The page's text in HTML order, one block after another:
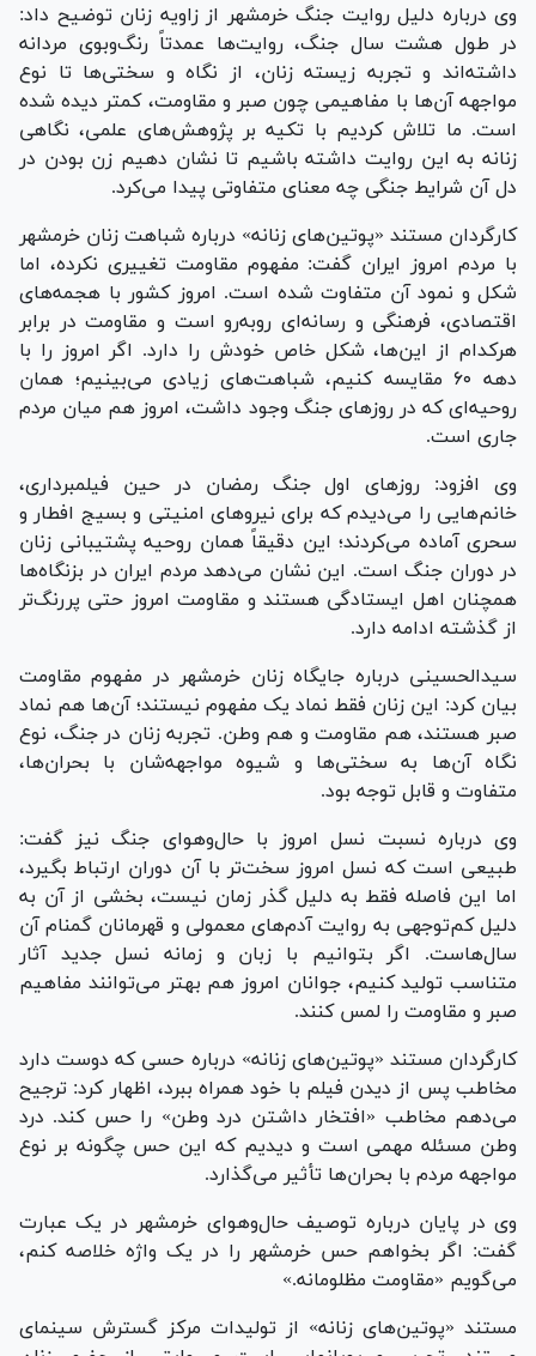
وی درباره دلیل روایت جنگ خرمشهر از زاویه زنان توضیح داد:
در طول هشت سال جنگ، روایت‌ها عمدتاً رنگ‌وبوی مردانه
داشته‌اند و تجربه زیسته زنان، از نگاه و سختی‌ها تا نوع
مواجهه آن‌ها با مفاهیمی چون صبر و مقاومت، کمتر دیده شده
است. ما تلاش کردیم با تکیه بر پژوهش‌های علمی، نگاهی
زنانه به این روایت داشته باشیم تا نشان دهیم زن بودن در
دل آن شرایط جنگی چه معنای متفاوتی پیدا می‌کرد.
کارگردان مستند «پوتین‌های زنانه» درباره شباهت زنان خرمشهر
با مردم امروز ایران گفت: مفهوم مقاومت تغییری نکرده، اما
شکل و نمود آن متفاوت شده است. امروز کشور با هجمه‌های
اقتصادی، فرهنگی و رسانه‌ای روبه‌رو است و مقاومت در برابر
هرکدام از این‌ها، شکل خاص خودش را دارد. اگر امروز را با
دهه ۶۰ مقایسه کنیم، شباهت‌های زیادی می‌بینیم؛ همان
روحیه‌ای که در روزهای جنگ وجود داشت، امروز هم میان مردم
جاری است.
وی افزود: روزهای اول جنگ رمضان در حین فیلمبرداری،
خانم‌هایی را می‌دیدم که برای نیروهای امنیتی و بسیج افطار و
سحری آماده می‌کردند؛ این دقیقاً همان روحیه پشتیبانی زنان
در دوران جنگ است. این نشان می‌دهد مردم ایران در بزنگاه‌ها
همچنان اهل ایستادگی هستند و مقاومت امروز حتی پررنگ‌تر
از گذشته ادامه دارد.
سیدالحسینی درباره جایگاه زنان خرمشهر در مفهوم مقاومت
بیان کرد: این زنان فقط نماد یک مفهوم نیستند؛ آن‌ها هم نماد
صبر هستند، هم مقاومت و هم وطن. تجربه زنان در جنگ، نوع
نگاه آن‌ها به سختی‌ها و شیوه مواجهه‌شان با بحران‌ها،
متفاوت و قابل توجه بود.
وی درباره نسبت نسل امروز با حال‌وهوای جنگ نیز گفت:
طبیعی است که نسل امروز سخت‌تر با آن دوران ارتباط بگیرد،
اما این فاصله فقط به دلیل گذر زمان نیست، بخشی از آن به
دلیل کم‌توجهی به روایت آدم‌های معمولی و قهرمانان گمنام آن
سال‌هاست. اگر بتوانیم با زبان و زمانه نسل جدید آثار
متناسب تولید کنیم، جوانان امروز هم بهتر می‌توانند مفاهیم
صبر و مقاومت را لمس کنند.
کارگردان مستند «پوتین‌های زنانه» درباره حسی که دوست دارد
مخاطب پس از دیدن فیلم با خود همراه ببرد، اظهار کرد: ترجیح
می‌دهم مخاطب «افتخار داشتن درد وطن» را حس کند. درد
وطن مسئله مهمی است و دیدیم که این حس چگونه بر نوع
مواجهه مردم با بحران‌ها تأثیر می‌گذارد.
وی در پایان درباره توصیف حال‌وهوای خرمشهر در یک عبارت
گفت: اگر بخواهم حس خرمشهر را در یک واژه خلاصه کنم،
می‌گویم «مقاومت مظلومانه.»
مستند «پوتین‌های زنانه» از تولیدات مرکز گسترش سینمای